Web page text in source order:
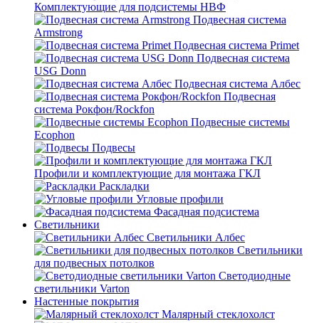
Комплектующие для подсистемы НВФ
Подвесная система
Armstrong
Подвесная система Primet
Подвесная система
USG Donn
Подвесная система Албес
Подвесная
система Рокфон/Rockfon
Подвесные системы
Ecophon
Подвесы
Профили и комплектующие для монтажа ГКЛ
Раскладки
Угловые профили
Фасадная подсистема
Светильники
Светильники Албес
Светильники
для подвесных потолков
Светодиодные
светильники Varton
Настенные покрытия
Малярный стеклохолст